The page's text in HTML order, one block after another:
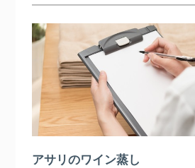
アサリのワイン蒸し